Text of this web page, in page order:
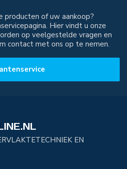
producten of uw aankoop?
Hier vindt u onze
op veelgestelde vragen en
contact met ons op te nemen.
EN